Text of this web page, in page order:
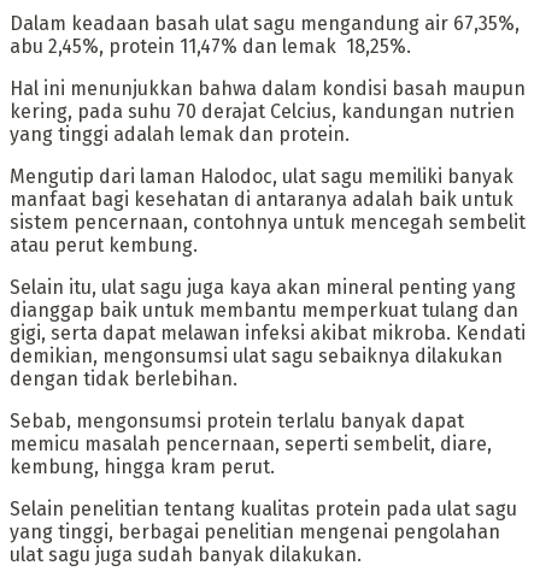
Dalam keadaan basah ulat sagu mengandung air 67,35%,
abu 2,45%, protein 11,47% dan lemak 18,25%.
Hal ini menunjukkan bahwa dalam kondisi basah maupun
kering, pada suhu 70 derajat Celcius, kandungan nutrien
yang tinggi adalah lemak dan protein.
‎Mengutip dari laman Halodoc, ulat sagu memiliki banyak
manfaat bagi kesehatan di antaranya adalah baik untuk
sistem pencernaan, contohnya untuk mencegah sembelit
atau perut kembung.
‎Selain itu, ulat sagu juga kaya akan mineral penting yang
dianggap baik untuk membantu memperkuat tulang dan
gigi, serta dapat melawan infeksi akibat mikroba. Kendati
demikian, mengonsumsi ulat sagu sebaiknya dilakukan
dengan tidak berlebihan.
Sebab, mengonsumsi protein terlalu banyak dapat
memicu masalah pencernaan, seperti sembelit, diare,
kembung, hingga kram perut.
‎Selain penelitian tentang kualitas protein pada ulat sagu
yang tinggi, berbagai penelitian mengenai pengolahan
ulat sagu juga sudah banyak dilakukan.